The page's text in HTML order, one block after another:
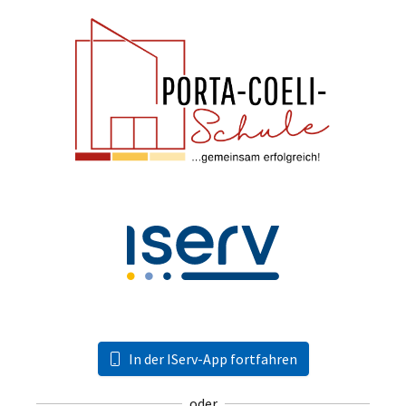
In der IServ-App fortfahren